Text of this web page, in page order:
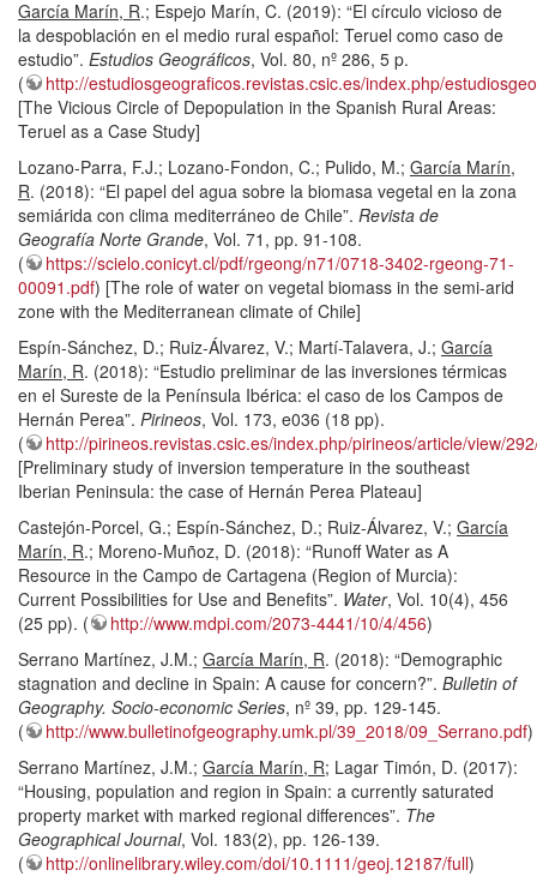
García Marín, R.; Espejo Marín, C. (2019): “El círculo vicioso de
la despoblación en el medio rural español: Teruel como caso de
estudio”. Estudios Geográficos, Vol. 80, nº 286, 5 p.
(
http://estudiosgeograficos.revistas.csic.es/index.php/
[The Vicious Circle of Depopulation in the Spanish Rural Areas:
Teruel as a Case Study]
Lozano-Parra, F.J.; Lozano-Fondon, C.; Pulido, M.; García Marín,
R. (2018): “El papel del agua sobre la biomasa vegetal en la zona
semiárida con clima mediterráneo de Chile”. Revista de
Geografía Norte Grande, Vol. 71, pp. 91-108.
(
https://scielo.conicyt.cl/pdf/rgeong/n71/0718-3402-rgeong-71-
00091.pdf) [The role of water on vegetal biomass in the semi-arid
zone with the Mediterranean climate of Chile]
Espín-Sánchez, D.; Ruiz-Álvarez, V.; Martí-Talavera, J.; García
Marín, R. (2018): “Estudio preliminar de las inversiones térmicas
en el Sureste de la Península Ibérica: el caso de los Campos de
Hernán Perea”. Pirineos, Vol. 173, e036 (18 pp).
(
http://pirineos.revistas.csic.es/index.php/pirineos/article/view/
[Preliminary study of inversion temperature in the southeast
Iberian Peninsula: the case of Hernán Perea Plateau]
Castejón-Porcel, G.; Espín-Sánchez, D.; Ruiz-Álvarez, V.; García
Marín, R.; Moreno-Muñoz, D. (2018): “Runoff Water as A
Resource in the Campo de Cartagena (Region of Murcia):
Current Possibilities for Use and Benefits”. Water, Vol. 10(4), 456
(25 pp). (
http://www.mdpi.com/2073-4441/10/4/456)
Serrano Martínez, J.M.; García Marín, R. (2018): “Demographic
stagnation and decline in Spain: A cause for concern?”. Bulletin of
Geography. Socio-economic Series, nº 39, pp. 129-145.
(
http://www.bulletinofgeography.umk.pl/39_2018/09_Serrano.pdf)
Serrano Martínez, J.M.; García Marín, R; Lagar Timón, D. (2017):
“Housing, population and region in Spain: a currently saturated
property market with marked regional differences”. The
Geographical Journal, Vol. 183(2), pp. 126-139.
(
http://onlinelibrary.wiley.com/doi/10.1111/geoj.12187/full)